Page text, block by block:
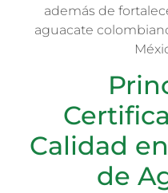
además de
aguacate
Calidad
de